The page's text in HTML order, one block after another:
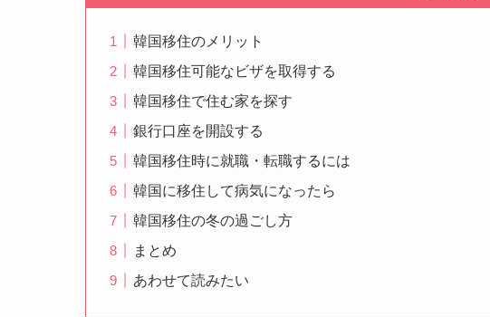
韓国移住のメリット
韓国移住可能なビザを取得する
韓国移住で住む家を探す
銀行口座を開設する
韓国移住時に就職・転職するには
韓国に移住して病気になったら
韓国移住の冬の過ごし方
まとめ
あわせて読みたい